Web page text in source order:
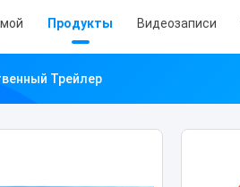
Продукты Видеозаписи
Трейлер